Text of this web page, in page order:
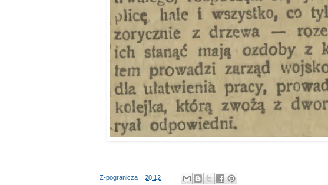
Z-pogranicza 20:12